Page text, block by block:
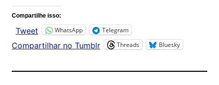
Compartilhe isso:
Tweet WhatsApp Telegram
Compartilhar no Tumblr Threads Bluesky